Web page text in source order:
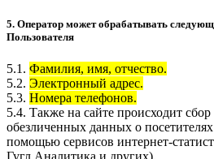
5. Оператор может обрабатывать
Пользователя
5.1. Фамилия, имя, отчество.
5.2. Электронный адрес.
5.3. Номера телефонов.
5.4. Также на сайте происходит сбор
обезличенных данных о
помощью сервисов интернет-
Гугл Аналитика и других).